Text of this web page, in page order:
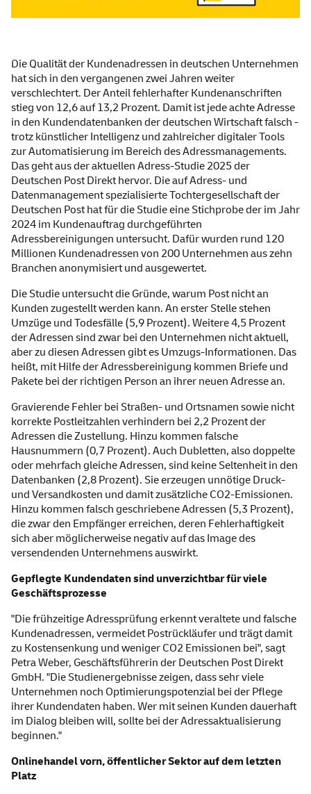
Die Qualität der Kundenadressen in deutschen Unternehmen
hat sich in den vergangenen zwei Jahren weiter
verschlechtert. Der Anteil fehlerhafter Kundenanschriften
stieg von 12,6 auf 13,2 Prozent. Damit ist jede achte Adresse
in den Kundendatenbanken der deutschen Wirtschaft falsch -
trotz künstlicher Intelligenz und zahlreicher digitaler Tools
zur Automatisierung im Bereich des Adressmanagements.
Das geht aus der aktuellen Adress-Studie 2025 der
Deutschen Post Direkt hervor. Die auf Adress- und
Datenmanagement spezialisierte Tochtergesellschaft der
Deutschen Post hat für die Studie eine Stichprobe der im Jahr
2024 im Kundenauftrag durchgeführten
Adressbereinigungen untersucht. Dafür wurden rund 120
Millionen Kundenadressen von 200 Unternehmen aus zehn
Branchen anonymisiert und ausgewertet.
Die Studie untersucht die Gründe, warum Post nicht an
Kunden zugestellt werden kann. An erster Stelle stehen
Umzüge und Todesfälle (5,9 Prozent). Weitere 4,5 Prozent
der Adressen sind zwar bei den Unternehmen nicht aktuell,
aber zu diesen Adressen gibt es Umzugs-Informationen. Das
heißt, mit Hilfe der Adressbereinigung kommen Briefe und
Pakete bei der richtigen Person an ihrer neuen Adresse an.
Gravierende Fehler bei Straßen- und Ortsnamen sowie nicht
korrekte Postleitzahlen verhindern bei 2,2 Prozent der
Adressen die Zustellung. Hinzu kommen falsche
Hausnummern (0,7 Prozent). Auch Dubletten, also doppelte
oder mehrfach gleiche Adressen, sind keine Seltenheit in den
Datenbanken (2,8 Prozent). Sie erzeugen unnötige Druck-
und Versandkosten und damit zusätzliche CO2-Emissionen.
Hinzu kommen falsch geschriebene Adressen (5,3 Prozent),
die zwar den Empfänger erreichen, deren Fehlerhaftigkeit
sich aber möglicherweise negativ auf das Image des
versendenden Unternehmens auswirkt.
Gepflegte Kundendaten sind unverzichtbar für viele
Geschäftsprozesse
"Die frühzeitige Adressprüfung erkennt veraltete und falsche
Kundenadressen, vermeidet Postrückläufer und trägt damit
zu Kostensenkung und weniger CO2 Emissionen bei", sagt
Petra Weber, Geschäftsführerin der Deutschen Post Direkt
GmbH. "Die Studienergebnisse zeigen, dass sehr viele
Unternehmen noch Optimierungspotenzial bei der Pflege
ihrer Kundendaten haben. Wer mit seinen Kunden dauerhaft
im Dialog bleiben will, sollte bei der Adressaktualisierung
beginnen."
Onlinehandel vorn, öffentlicher Sektor auf dem letzten
Platz